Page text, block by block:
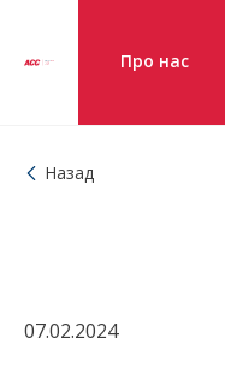
Про нас
Назад
07.02.2024